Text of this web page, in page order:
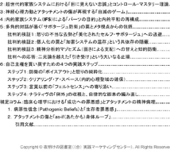
自己防衛 時代の要請